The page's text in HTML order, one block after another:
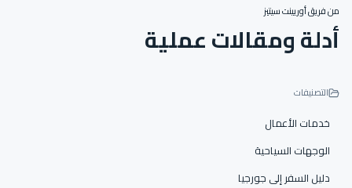
من فريق أوريينت سيتيز
أدلة ومقالات عملية
التصنيفات
خدمات الأعمال
الوجهات السياحية
دليل السفر إلى جورجيا